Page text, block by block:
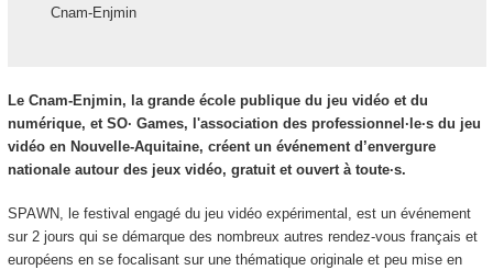
Cnam-Enjmin
Le Cnam-Enjmin, la grande école publique du jeu vidéo et du
numérique, et SO· Games, l'association des professionnel·le·s du jeu
vidéo en Nouvelle-Aquitaine, créent un événement d’envergure
nationale autour des jeux vidéo, gratuit et ouvert à toute·s.
SPAWN, le festival engagé du jeu vidéo expérimental, est un événement
sur 2 jours qui se démarque des nombreux autres rendez-vous français et
européens en se focalisant sur une thématique originale et peu mise en